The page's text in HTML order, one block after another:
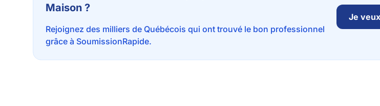
Maison ?
Rejoignez des milliers de Québécois qui ont trouvé le bon professionnel
grâce à SoumissionRapide.
Je